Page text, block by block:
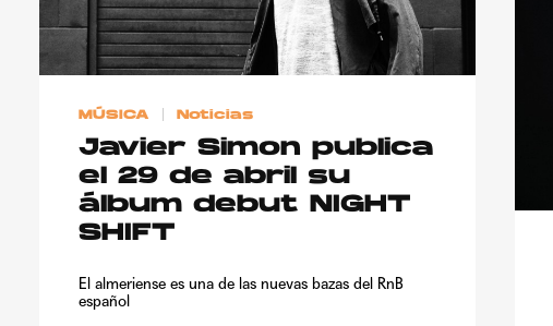
MÚSICA Noticias
Javier Simon publica
el 29 de abril su
álbum debut NIGHT
SHIFT
El almeriense es una de las nuevas bazas del RnB
español